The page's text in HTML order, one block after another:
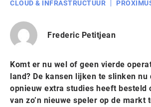
CLOUD & INFRASTRUCTUUR
Frederic Petitjean
Komt er nu wel of geen vierde
land? De kansen lijken te slinken nu
opnieuw extra studies heeft besteld
van zo’n nieuwe speler op de markt